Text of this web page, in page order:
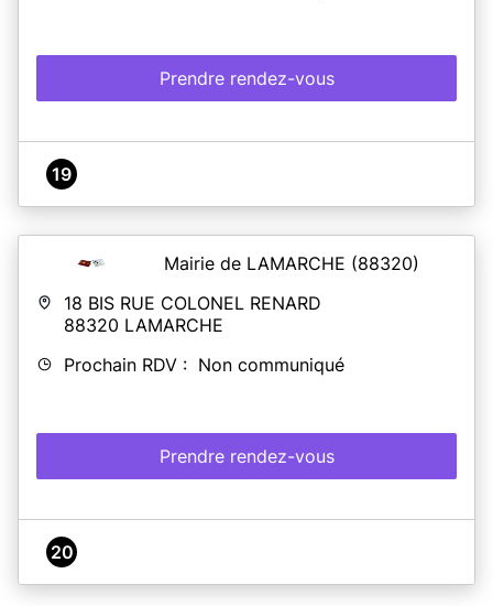
Prendre rendez-vous
19
Mairie de LAMARCHE (88320)
18 BIS RUE COLONEL RENARD
88320 LAMARCHE
Prochain RDV : Non communiqué
Prendre rendez-vous
20